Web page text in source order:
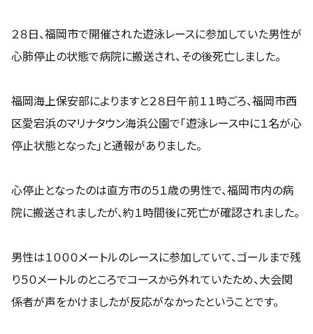
２８日、福岡市で開催された遊泳レースに参加していた男性が
心肺停止の状態で病院に搬送され、その後死亡しました。
福岡海上保安部によりますと２８日午前１１時ごろ、福岡市西
区愛宕浜のマリナタウン海浜公園で「遊泳レース中に１名が心
停止状態となった」と通報がありました。
心停止となったのは直方市の５１歳の男性で、福岡市内の病
院に搬送されましたが、約１時間後に死亡が確認されました。
男性は１０００メートルのレースに参加していて、ゴールまで残
り５０メートルのところでコースから外れていたため、大会関
係者が声をかけましたが反応がなかったということです。